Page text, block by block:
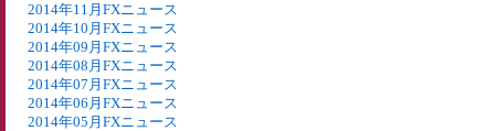
2014年11月FXニュース
2014年10月FXニュース
2014年09月FXニュース
2014年08月FXニュース
2014年07月FXニュース
2014年06月FXニュース
2014年05月FXニュース